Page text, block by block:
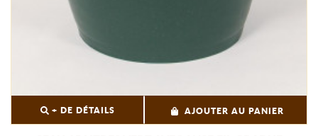
+ DE DÉTAILS AJOUTER AU PANIER